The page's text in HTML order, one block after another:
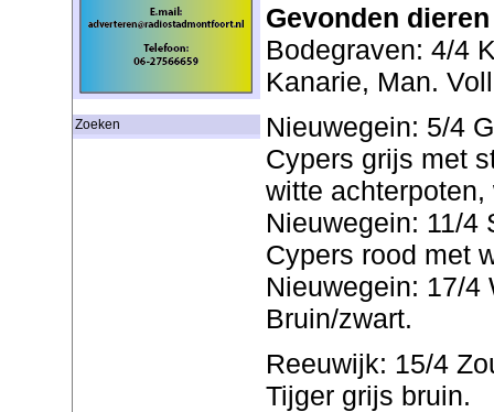
Zoeken
Gevonden dieren
Bodegraven: 4/4
Kanarie, Man.
Nieuwegein: 5/4
Cypers grijs met
witte achterpoten,
Nieuwegein: 11/4
Cypers rood met
Nieuwegein: 17/4
Bruin/zwart.
Reeuwijk: 15/4
Tijger grijs bruin.